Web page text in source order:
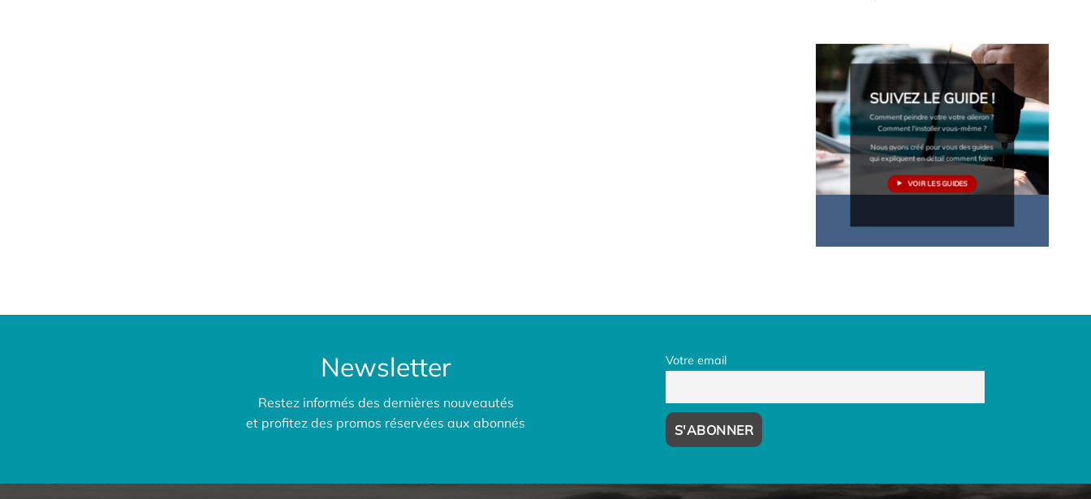
SUIVEZ LE GUIDE !
Comment peindre votre votre aileron ?
Comment l'installer vous-même ?
Nous avons créé pour vous des guides
qui expliquent en détail comment faire.
VOIR LES GUIDES
Newsletter
Restez informés des dernières nouveautés
et profitez des promos réservées aux abonnés
Votre email